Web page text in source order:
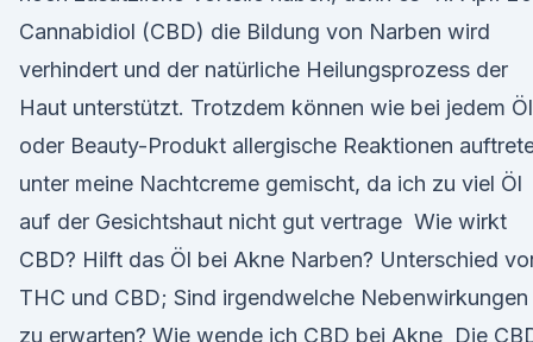
Cannabidiol (CBD) die Bildung von Narben wird
verhindert und der natürliche Heilungsprozess der
Haut unterstützt. Trotzdem können wie bei jedem Öl
oder Beauty-Produkt allergische Reaktionen
unter meine Nachtcreme gemischt, da ich zu viel Öl
auf der Gesichtshaut nicht gut vertrage Wie wirkt
CBD? Hilft das Öl bei Akne Narben? Unterschied
THC und CBD; Sind irgendwelche Nebenwirkungen
zu erwarten? Wie wende ich CBD bei Akne Die